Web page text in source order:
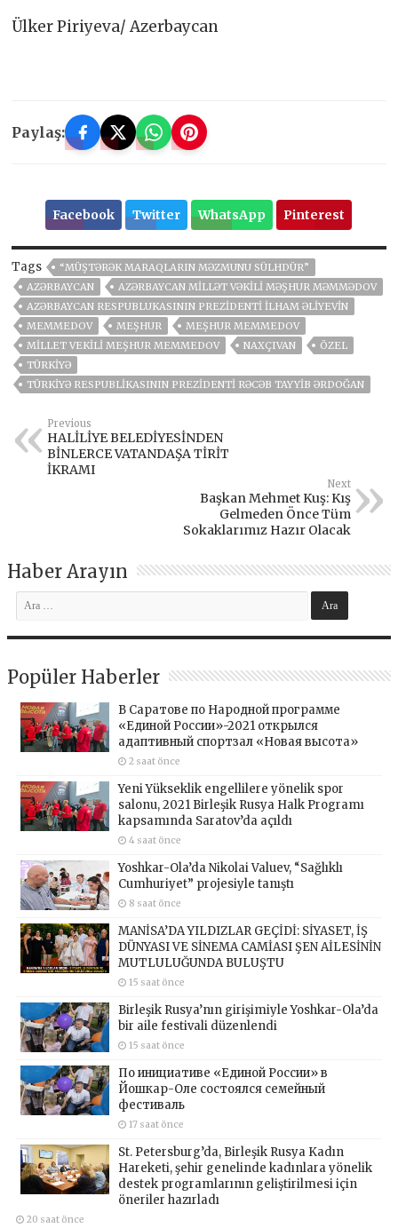
Ülker Piriyeva/ Azerbaycan
Paylaş:
Facebook Twitter WhatsApp Pinterest
Tags
“MÜŞTƏRƏK MARAQLARIN MƏZMUNU SÜLHDÜR”
AZƏRBAYCAN
AZƏRBAYCAN MILLƏT VƏKILI MƏŞHUR MƏMMƏDOV
AZƏRBAYCAN RESPUBLUKASININ PREZIDENTI İLHAM ƏLIYEVIN
MEMMEDOV
MEŞHUR
MEŞHUR MEMMEDOV
MILLET VEKILI MEŞHUR MEMMEDOV
NAXÇIVAN
ÖZEL
TÜRKIYƏ
TÜRKIYƏ RESPUBLIKASININ PREZIDENTI RƏCƏB TAYYIB ƏRDOĞAN
Previous
HALİLİYE BELEDİYESİNDEN
BİNLERCE VATANDAŞA TİRİT
İKRAMI
Next
Başkan Mehmet Kuş: Kış
Gelmeden Önce Tüm
Sokaklarımız Hazır Olacak
Haber Arayın
Popüler Haberler
В Саратове по Народной программе
«Единой России»-2021 открылся
адаптивный спортзал «Новая высота»
2 saat önce
Yeni Yükseklik engellilere yönelik spor
salonu, 2021 Birleşik Rusya Halk Programı
kapsamında Saratov’da açıldı
4 saat önce
Yoshkar-Ola’da Nikolai Valuev, “Sağlıklı
Cumhuriyet” projesiyle tanıştı
8 saat önce
MANİSA’DA YILDIZLAR GEÇİDİ: SİYASET, İŞ
DÜNYASI VE SİNEMA CAMİASI ŞEN AİLESİNİN
MUTLULUĞUNDA BULUŞTU
15 saat önce
Birleşik Rusya’nın girişimiyle Yoshkar-Ola’da
bir aile festivali düzenlendi
15 saat önce
По инициативе «Единой России» в
Йошкар-Оле состоялся семейный
фестиваль
17 saat önce
St. Petersburg’da, Birleşik Rusya Kadın
Hareketi, şehir genelinde kadınlara yönelik
destek programlarının geliştirilmesi için
öneriler hazırladı
20 saat önce